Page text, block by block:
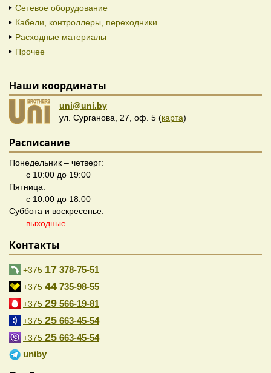
Сетевое оборудование
Кабели, контроллеры, переходники
Расходные материалы
Прочее
Наши координаты
uni@uni.by
ул. Сурганова, 27, оф. 5 (карта)
Расписание
Понедельник – четверг:
с 10:00 до 19:00
Пятница:
с 10:00 до 18:00
Суббота и воскресенье:
выходные
Контакты
+375 17 378-75-51
+375 44 735-98-55
+375 29 566-19-81
+375 25 663-45-54
+375 25 663-45-54
uniby